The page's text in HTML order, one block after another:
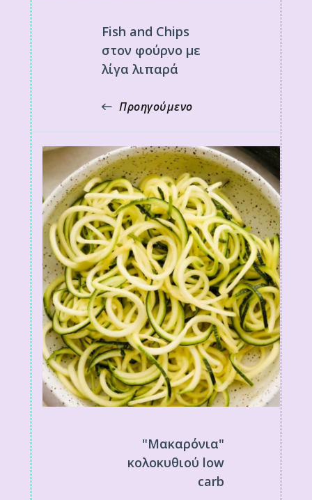
Fish and Chips
στον φούρνο με
λίγα λιπαρά
Προηγούμενο
"Μακαρόνια"
κολοκυθιού low
carb